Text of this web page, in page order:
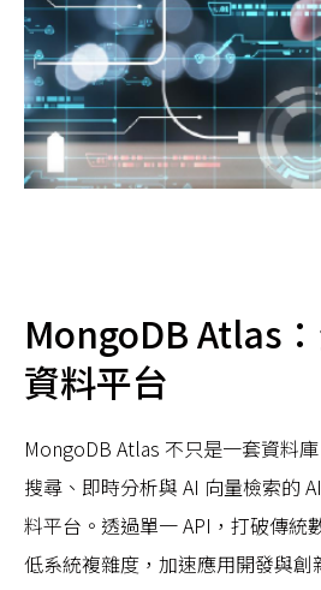
MongoDB Atlas
資料平台
MongoDB Atlas 不只是一套資料
搜尋、即時分析與 AI 向量檢索的
料平台。透過單一 API，打破傳統
低系統複雜度，加速應用開發與創